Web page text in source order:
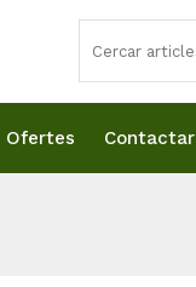
Ofertes Contactar